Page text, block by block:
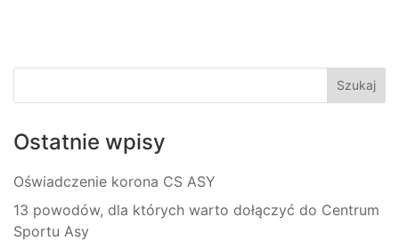
Ostatnie wpisy
Oświadczenie korona CS ASY
13 powodów, dla których warto dołączyć do Centrum
Sportu Asy